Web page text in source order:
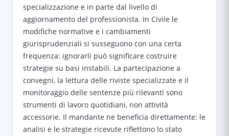
specializzazione e in parte dal livello di
aggiornamento del professionista. In Civile le
modifiche normative e i cambiamenti
giurisprudenziali si susseguono con una certa
frequenza: ignorarli può significare costruire
strategie su basi instabili. La partecipazione a
convegni, la lettura delle riviste specializzate e il
monitoraggio delle sentenze più rilevanti sono
strumenti di lavoro quotidiani, non attività
accessorie. Il mandante ne beneficia direttamente: le
analisi e le strategie ricevute riflettono lo stato